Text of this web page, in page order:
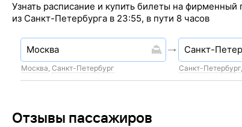
Узнать расписание и купить билеты на
из Санкт-Петербурга в 23:55, в пути 8 часов
Москва, Санкт-Петербург Санкт-Петербург,
Отзывы пассажиров